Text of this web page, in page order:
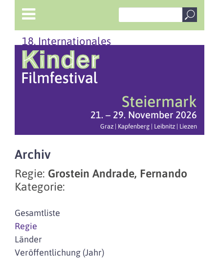
18. Internationales
Steiermark
21. – 29. November 2026
Graz | Kapfenberg | Leibnitz | Liezen
Archiv
Regie: Grostein Andrade, Fernando
Kategorie:
Gesamtliste
Regie
Länder
Veröffentlichung (Jahr)